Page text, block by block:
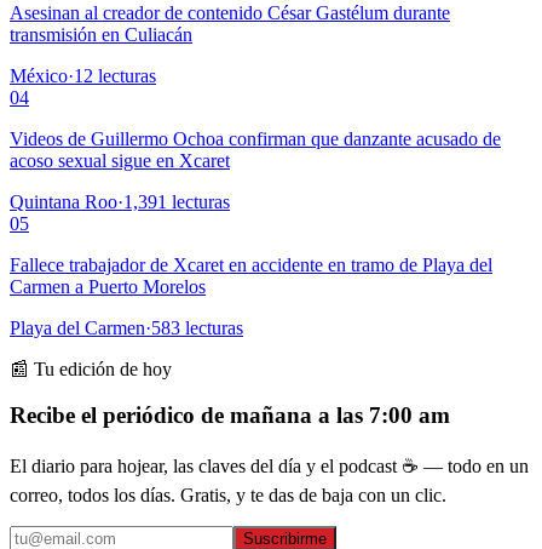
Asesinan al creador de contenido César Gastélum durante
transmisión en Culiacán
México·12 lecturas
04
Videos de Guillermo Ochoa confirman que danzante acusado de
acoso sexual sigue en Xcaret
Quintana Roo·1,391 lecturas
05
Fallece trabajador de Xcaret en accidente en tramo de Playa del
Carmen a Puerto Morelos
Playa del Carmen·583 lecturas
📰 Tu edición de hoy
Recibe el periódico de mañana a las 7:00 am
El diario para hojear, las claves del día y el podcast ☕ — todo en un
correo, todos los días. Gratis, y te das de baja con un clic.
Suscribirme